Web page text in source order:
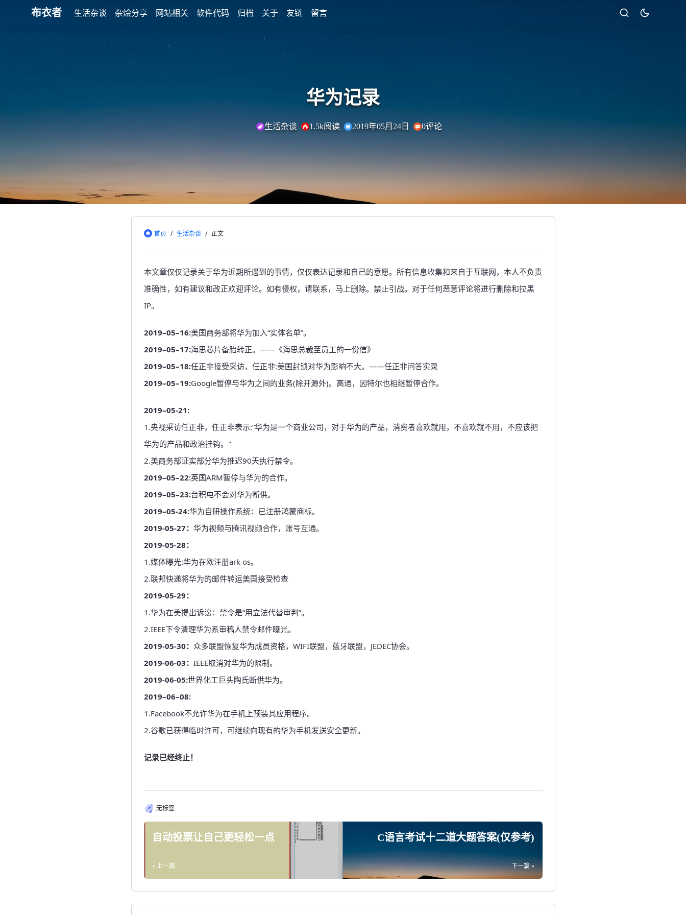
布衣者 生活杂谈 杂烩分享 网站相关 软件代码 归档 关于 友链 留言
华为记录
生活杂谈 1.5k阅读 2019年05月24日 0评论
首页 / 生活杂谈 / 正文
本文章仅仅记录关于华为近期所遇到的事情，仅仅表达记录和自己的意愿。 所有信息收集和来自于互联网，本人不负责
准确性，如有建议和改正欢迎评论。如有侵权，请联系，马上删除。禁止引战。对于任何恶意评论将进行删除和拉黑
IP。
2019–05–16:美国商务部将华为加入“实体名单”。
2019–05–17:海思芯片备胎转正。——《海思总裁至员工的一份信》
2019–05–18:任正非接受采访，任正非:美国封锁对华为影响不大。——任正非问答实录
2019–05–19:Google暂停与华为之间的业务(除开源外)。高通，因特尔也相继暂停合作。
2019–05-21:
1.央视采访任正非，任正非表示:”华为是一个商业公司，对于华为的产品，消费者喜欢就用，不喜欢就不用，不应该把
华为的产品和政治挂钩。"
2.美商务部证实部分华为推迟90天执行禁令。
2019–05–22:英国ARM暂停与华为的合作。
2019–05–23:台积电不会对华为断供。
2019–05-24:华为自研操作系统：已注册鸿蒙商标。
2019-05-27： 华为视频与腾讯视频合作，账号互通。
2019-05-28：
1.媒体曝光:华为在欧注册ark os。
2.联邦快递将华为的邮件转运美国接受检查
2019-05-29：
1.华为在美提出诉讼：禁令是“用立法代替审判”。
2.IEEE下令清理华为系审稿人禁令邮件曝光。
2019-05-30： 众多联盟恢复华为成员资格，WIFI联盟，蓝牙联盟，JEDEC协会。
2019-06-03： IEEE取消对华为的限制。
2019-06-05:世界化工巨头陶氏断供华为。
2019–06–08:
1.Facebook不允许华为在手机上预装其应用程序。
2.谷歌已获得临时许可，可继续向现有的华为手机发送安全更新。
记录已经终止！
无标签
自动投票让自己更轻松一点
« 上一篇
C语言考试十二道大题答案(仅参考)
下一篇 »